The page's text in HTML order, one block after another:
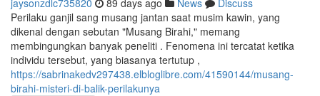
jaysonzdlc735820 89 days ago News
Discuss
Perilaku ganjil sang musang jantan saat musim kawin, yang
dikenal dengan sebutan "Musang Birahi," memang
membingungkan banyak peneliti . Fenomena ini tercatat ketika
individu tersebut, yang biasanya tertutup ,
https://sabrinakedv297438.elbloglibre.com/41590144/musang-
birahi-misteri-di-balik-perilakunya